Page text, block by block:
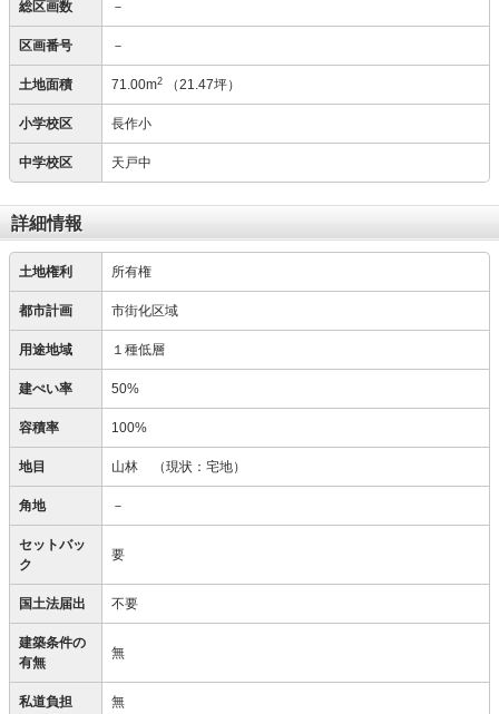
総区画数 －
区画番号 －
土地面積 71.00m2 （21.47坪）
小学校区 長作小
中学校区 天戸中
詳細情報
土地権利 所有権
都市計画 市街化区域
用途地域 １種低層
建ぺい率 50%
容積率 100%
地目 山林 （現状：宅地）
角地 －
セットバッ
ク
要
国土法届出 不要
建築条件の
有無
無
私道負担 無